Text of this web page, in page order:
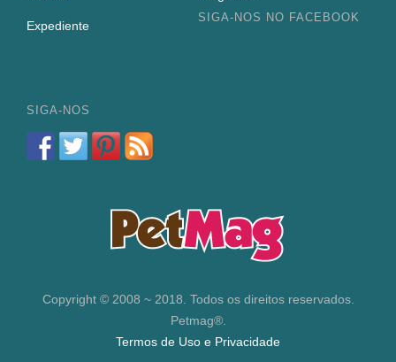
Expediente
SIGA-NOS NO FACEBOOK
SIGA-NOS
Copyright © 2008 ~ 2018. Todos os direitos reservados.
Petmag®.
Termos de Uso e Privacidade